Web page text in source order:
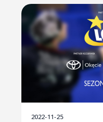
2022-11-25